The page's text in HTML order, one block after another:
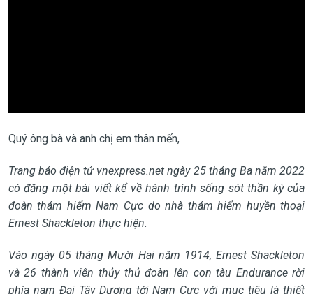
Quý ông bà và anh chị em thân mến,
Trang báo điện tử vnexpress.net ngày 25 tháng Ba năm 2022
có đăng một bài viết kể về hành trình sống sót thần kỳ của
đoàn thám hiểm Nam Cực do nhà thám hiểm huyền thoại
Ernest Shackleton thực hiện.
Vào ngày 05 tháng Mười Hai năm 1914, Ernest Shackleton
và 26 thành viên thủy thủ đoàn lên con tàu Endurance rời
phía nam Đại Tây Dương tới Nam Cực với mục tiêu là thiết